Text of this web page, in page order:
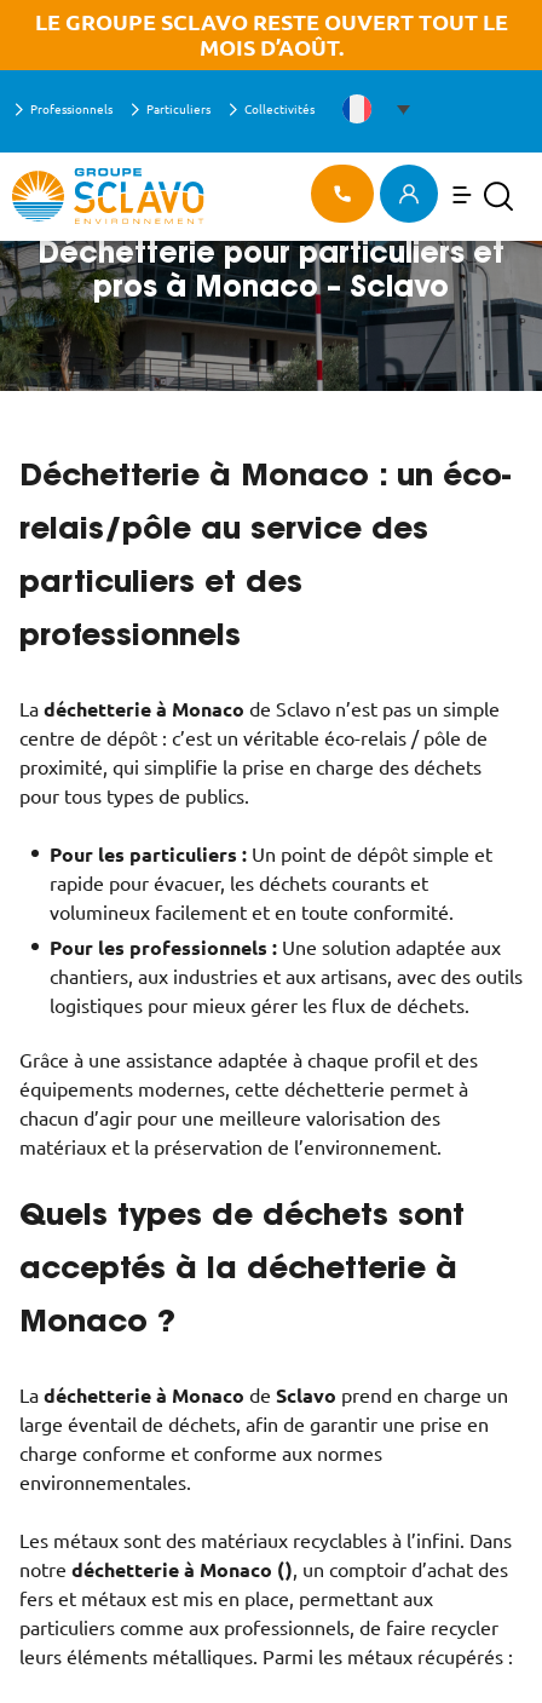
Aller à la recherche
Aller au texte
Aller au menu
LE GROUPE SCLAVO RESTE OUVERT TOUT LE
MOIS D’AOÛT.
Professionnels Particuliers Collectivités
Passer
au
contenu
Menu principal Menu
OK
DÉCHETTERIE POUR PARTICULIERS ET PROS À MONACO – SCLAVO
Déchetterie pour particuliers et
pros à Monaco – Sclavo
Déchetterie à Monaco : un éco-
relais/pôle au service des
particuliers et des
professionnels
La déchetterie à Monaco de Sclavo n’est pas un simple
centre de dépôt : c’est un véritable éco-relais / pôle de
proximité, qui simplifie la prise en charge des déchets
pour tous types de publics.
Pour les particuliers : Un point de dépôt simple et
rapide pour évacuer, les déchets courants et
volumineux facilement et en toute conformité.
Pour les professionnels : Une solution adaptée aux
chantiers, aux industries et aux artisans, avec des outils
logistiques pour mieux gérer les flux de déchets.
Grâce à une assistance adaptée à chaque profil et des
équipements modernes, cette déchetterie permet à
chacun d’agir pour une meilleure valorisation des
matériaux et la préservation de l’environnement.
Quels types de déchets sont
acceptés à la déchetterie à
Monaco ?
La déchetterie à Monaco de Sclavo prend en charge un
large éventail de déchets, afin de garantir une prise en
charge conforme et conforme aux normes
environnementales.
Les métaux sont des matériaux recyclables à l’infini. Dans
notre déchetterie à Monaco (), un comptoir d’achat des
fers et métaux est mis en place, permettant aux
particuliers comme aux professionnels, de faire recycler
leurs éléments métalliques. Parmi les métaux récupérés :